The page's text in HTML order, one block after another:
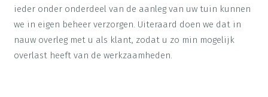
ieder onder onderdeel van de aanleg van uw tuin kunnen
we in eigen beheer verzorgen. Uiteraard doen we dat in
nauw overleg met u als klant, zodat u zo min mogelijk
overlast heeft van de werkzaamheden.